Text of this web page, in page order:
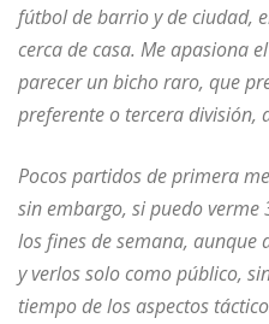
fútbol de barrio y de ciudad,
cerca de casa. Me apasiona
parecer un bicho raro, que
preferente o tercera división,
Pocos partidos de primera
sin embargo, si puedo
los fines de semana, aunque
y verlos solo como público,
tiempo de los aspectos